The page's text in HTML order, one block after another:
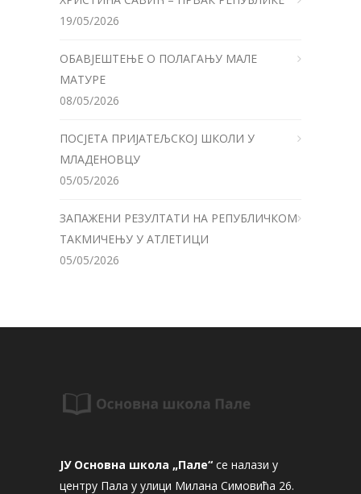
19/05/2026
ОБАВЈЕШТЕЊЕ О ПОЛАГАЊУ МАЛЕ
МАТУРЕ
08/05/2026
ПОСЈЕТА ПРИЈАТЕЉСКОЈ ШКОЛИ У
МЛАДЕНОВЦУ
05/05/2026
ЗАПАЖЕНИ РЕЗУЛТАТИ НА РЕПУБЛИЧКОМ
ТАКМИЧЕЊУ У АТЛЕТИЦИ
05/05/2026
ЈУ Основна школа „Пале“ се налази у
центру Пала у улици Милана Симовића 26.